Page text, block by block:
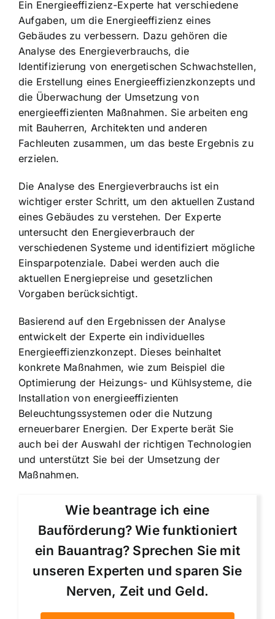
Ein Energieeffizienz-Experte hat verschiedene
Aufgaben, um die Energieeffizienz eines
Gebäudes zu verbessern. Dazu gehören die
Analyse des Energieverbrauchs, die
Identifizierung von energetischen Schwachstellen,
die Erstellung eines Energieeffizienzkonzepts und
die Überwachung der Umsetzung von
energieeffizienten Maßnahmen. Sie arbeiten eng
mit Bauherren, Architekten und anderen
Fachleuten zusammen, um das beste Ergebnis zu
erzielen.
Die Analyse des Energieverbrauchs ist ein
wichtiger erster Schritt, um den aktuellen Zustand
eines Gebäudes zu verstehen. Der Experte
untersucht den Energieverbrauch der
verschiedenen Systeme und identifiziert mögliche
Einsparpotenziale. Dabei werden auch die
aktuellen Energiepreise und gesetzlichen
Vorgaben berücksichtigt.
Basierend auf den Ergebnissen der Analyse
entwickelt der Experte ein individuelles
Energieeffizienzkonzept. Dieses beinhaltet
konkrete Maßnahmen, wie zum Beispiel die
Optimierung der Heizungs- und Kühlsysteme, die
Installation von energieeffizienten
Beleuchtungssystemen oder die Nutzung
erneuerbarer Energien. Der Experte berät Sie
auch bei der Auswahl der richtigen Technologien
und unterstützt Sie bei der Umsetzung der
Maßnahmen.
Wie beantrage ich eine
Bauförderung? Wie funktioniert
ein Bauantrag? Sprechen Sie mit
unseren Experten und sparen Sie
Nerven, Zeit und Geld.